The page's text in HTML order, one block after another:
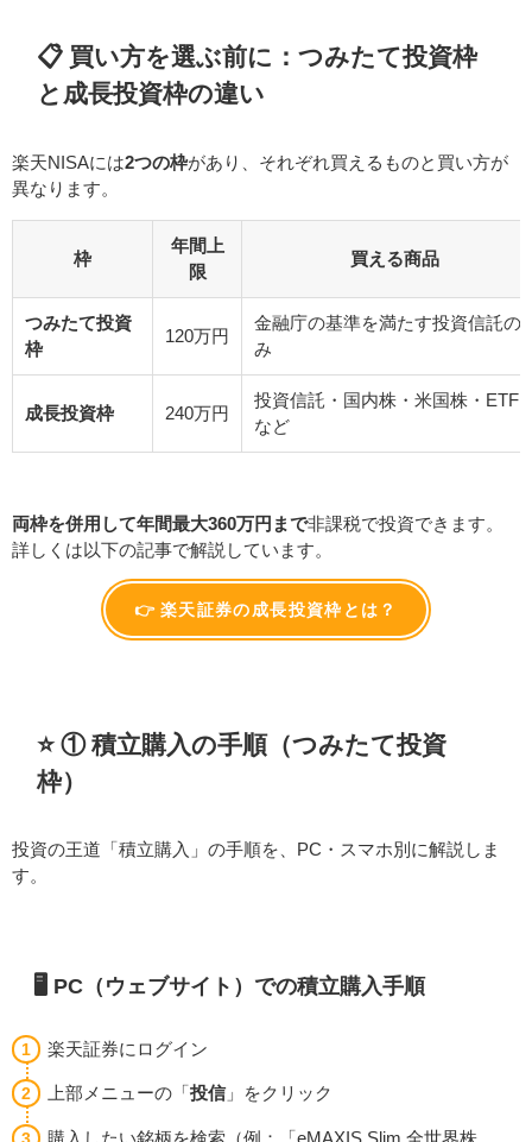
📋 買い方を選ぶ前に：つみたて投資枠
と成長投資枠の違い
楽天NISAには2つの枠があり、それぞれ買えるものと買い方が
異なります。
枠
年間上
限
買える商品
つみたて投資
枠
120万円
金融庁の基準を満たす投資信託の
み
成長投資枠 240万円
投資信託・国内株・米国株・ETF
など
両枠を併用して年間最大360万円まで非課税で投資できます。
詳しくは以下の記事で解説しています。
👉 楽天証券の成長投資枠とは？
⭐ ① 積立購入の手順（つみたて投資
枠）
投資の王道「積立購入」の手順を、PC・スマホ別に解説しま
す。
🖥️ PC（ウェブサイト）での積立購入手順
楽天証券にログイン
上部メニューの「 投信」をクリック
購入したい銘柄を検索（例：「eMAXIS Slim 全世界株